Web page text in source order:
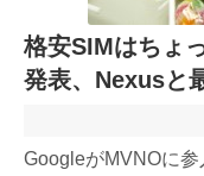
格安SIMはちょ
発表、Nexusと
GoogleがMVNOに